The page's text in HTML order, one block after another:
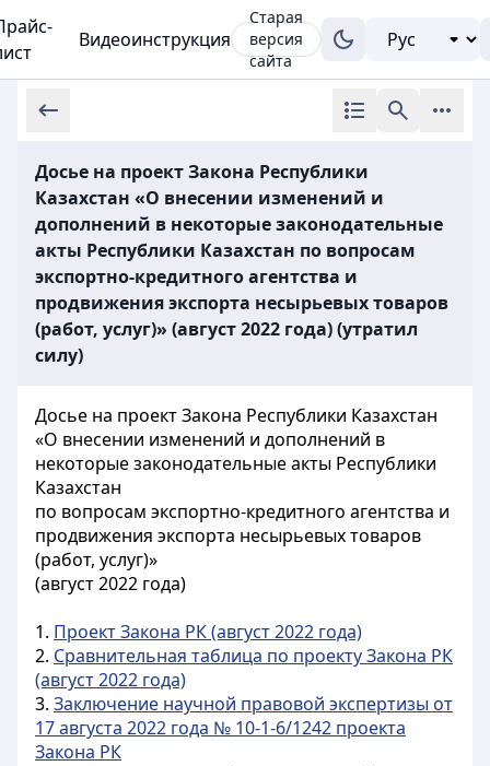
Видеоинструкция
Старая
версия
сайта
Досье на проект Закона Республики
Казахстан «О внесении изменений и
дополнений в некоторые законодательные
акты Республики Казахстан по вопросам
экспортно-кредитного агентства и
продвижения экспорта несырьевых товаров
(работ, услуг)» (август 2022 года) (утратил
силу)
Досье на проект Закона Республики Казахстан
«О внесении изменений и дополнений в
некоторые законодательные акты Республики
Казахстан
по вопросам экспортно-кредитного агентства и
продвижения экспорта несырьевых товаров
(работ, услуг)»
(август 2022 года)
1. Проект Закона РК (август 2022 года)
2. Сравнительная таблица по проекту Закона РК
(август 2022 года)
3. Заключение научной правовой экспертизы от
17 августа 2022 года № 10-1-6/1242 проекта
Закона РК